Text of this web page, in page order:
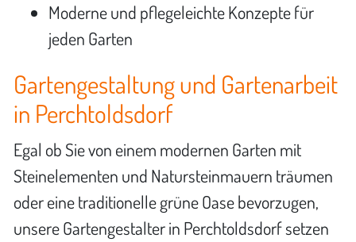
Moderne und pflegeleichte Konzepte für
jeden Garten
Gartengestaltung und Gartenarbeit
in Perchtoldsdorf
Egal ob Sie von einem modernen Garten mit
Steinelementen und Natursteinmauern träumen
oder eine traditionelle grüne Oase bevorzugen,
unsere Gartengestalter in Perchtoldsdorf setzen